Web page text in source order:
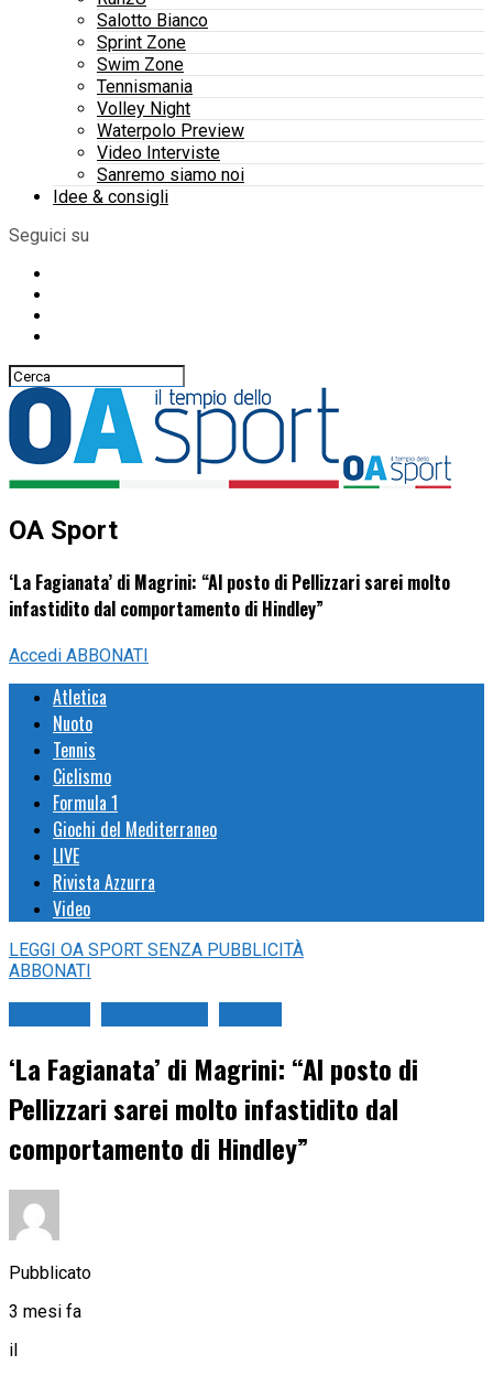
Salotto Bianco
Sprint Zone
Swim Zone
Tennismania
Volley Night
Waterpolo Preview
Video Interviste
Sanremo siamo noi
Idee & consigli
Seguici su
OA Sport
‘La Fagianata’ di Magrini: “Al posto di Pellizzari sarei molto
infastidito dal comportamento di Hindley”
Accedi ABBONATI
Atletica
Nuoto
Tennis
Ciclismo
Formula 1
Giochi del Mediterraneo
LIVE
Rivista Azzurra
Video
LEGGI OA SPORT SENZA PUBBLICITÀ
ABBONATI
‘La Fagianata’ di Magrini: “Al posto di
Pellizzari sarei molto infastidito dal
comportamento di Hindley”
Pubblicato
3 mesi fa
il